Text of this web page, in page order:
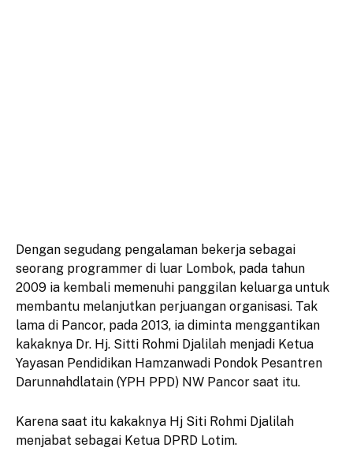
Dengan segudang pengalaman bekerja sebagai
seorang programmer di luar Lombok, pada tahun
2009 ia kembali memenuhi panggilan keluarga untuk
membantu melanjutkan perjuangan organisasi. Tak
lama di Pancor, pada 2013, ia diminta menggantikan
kakaknya Dr. Hj. Sitti Rohmi Djalilah menjadi Ketua
Yayasan Pendidikan Hamzanwadi Pondok Pesantren
Darunnahdlatain (YPH PPD) NW Pancor saat itu.
Karena saat itu kakaknya Hj Siti Rohmi Djalilah
menjabat sebagai Ketua DPRD Lotim.